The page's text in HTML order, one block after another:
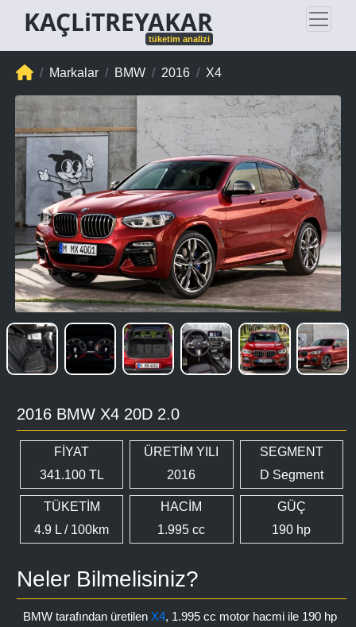
KAÇLiTREYAKAR
tüketim analizi
Markalar BMW 2016 X4
2016 BMW X4 20D 2.0
FİYAT
341.100 TL
ÜRETİM YILI
2016
SEGMENT
D Segment
TÜKETİM
4.9 L / 100km
HACİM
1.995 cc
GÜÇ
190 hp
Neler Bilmelisiniz?
BMW tarafından üretilen X4, 1.995 cc motor hacmi ile 190 hp